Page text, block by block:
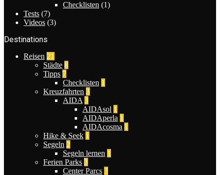
Checklisten (1)
Tests (7)
Videos (3)
Destinations
Reisen 21
Städte 8
Tipps 7
Checklisten 1
Kreuzfahrten 3
AIDA 3
AIDAsol 1
AIDAperla 1
AIDAcosma 1
Hike & Seek 1
Segeln 2
Segeln lernen 1
Ferien Parks 3
Center Parcs 3